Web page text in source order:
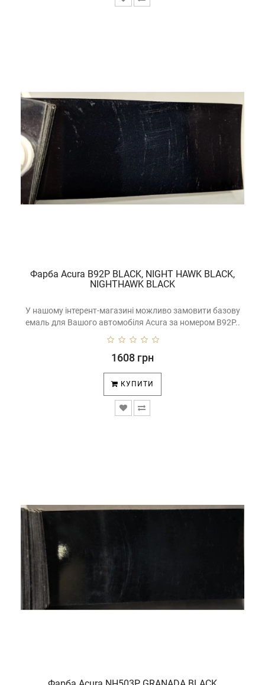
Фарба Acura B92P BLACK, NIGHT HAWK BLACK,
NIGHTHAWK BLACK
У нашому інтерент-магазині можливо замовити базову
емаль для Вашого автомобіля Acura за номером B92P..
1608 грн
КУПИТИ